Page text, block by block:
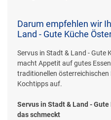
Darum empfehlen wir
Land - Gute Küche
Servus in Stadt & Land - Gute
macht Appetit auf gutes
traditionellen
Kochtipps auf.
Servus in Stadt & Land -
das schmeckt